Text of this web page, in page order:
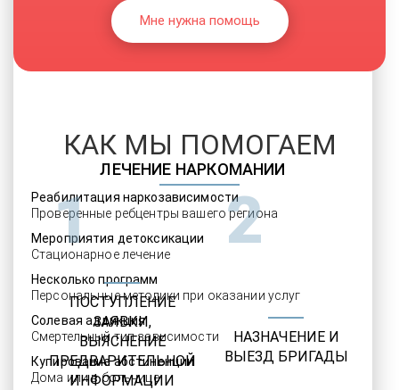
ЛЕЧЕНИЕ НАРКОМАНИИ
Реабилитация наркозависимости
Проверенные ребцентры вашего региона
Мероприятия детоксикации
Стационарное лечение
Несколько программ
Персональные методики при оказании услуг
Солевая аддикция
Смертельный тип зависимости
Купирование абстиненции
Дома или в больнице
Мне нужна помощь
КАК МЫ ПОМОГАЕМ
1
ПОСТУПЛЕНИЕ
ЗАЯВКИ,
ВЫЯСНЕНИЕ
ПРЕДВАРИТЕЛЬНОЙ
ИНФОРМАЦИИ
2
НАЗНАЧЕНИЕ И
ВЫЕЗД БРИГАДЫ